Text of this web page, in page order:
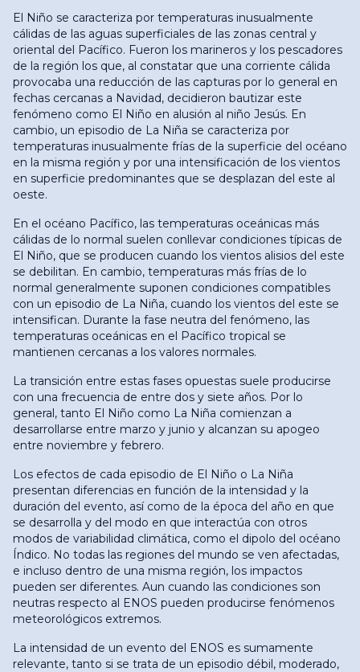
El Niño se caracteriza por temperaturas inusualmente
cálidas de las aguas superficiales de las zonas central y
oriental del Pacífico. Fueron los marineros y los pescadores
de la región los que, al constatar que una corriente cálida
provocaba una reducción de las capturas por lo general en
fechas cercanas a Navidad, decidieron bautizar este
fenómeno como El Niño en alusión al niño Jesús. En
cambio, un episodio de La Niña se caracteriza por
temperaturas inusualmente frías de la superficie del océano
en la misma región y por una intensificación de los vientos
en superficie predominantes que se desplazan del este al
oeste.
En el océano Pacífico, las temperaturas oceánicas más
cálidas de lo normal suelen conllevar condiciones típicas de
El Niño, que se producen cuando los vientos alisios del este
se debilitan. En cambio, temperaturas más frías de lo
normal generalmente suponen condiciones compatibles
con un episodio de La Niña, cuando los vientos del este se
intensifican. Durante la fase neutra del fenómeno, las
temperaturas oceánicas en el Pacífico tropical se
mantienen cercanas a los valores normales.
La transición entre estas fases opuestas suele producirse
con una frecuencia de entre dos y siete años. Por lo
general, tanto El Niño como La Niña comienzan a
desarrollarse entre marzo y junio y alcanzan su apogeo
entre noviembre y febrero.
Los efectos de cada episodio de El Niño o La Niña
presentan diferencias en función de la intensidad y la
duración del evento, así como de la época del año en que
se desarrolla y del modo en que interactúa con otros
modos de variabilidad climática, como el dipolo del océano
Índico. No todas las regiones del mundo se ven afectadas,
e incluso dentro de una misma región, los impactos
pueden ser diferentes. Aun cuando las condiciones son
neutras respecto al ENOS pueden producirse fenómenos
meteorológicos extremos.
La intensidad de un evento del ENOS es sumamente
relevante, tanto si se trata de un episodio débil, moderado,